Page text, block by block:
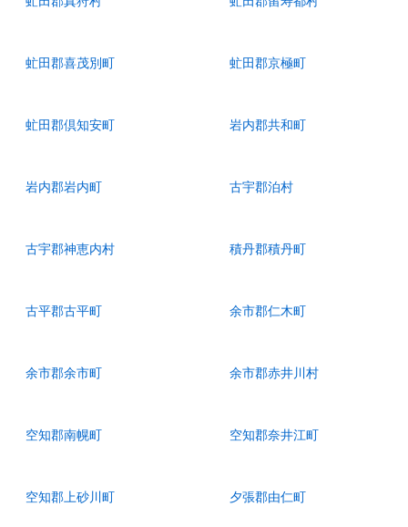
虻田郡喜茂別町 虻田郡京極町
虻田郡倶知安町 岩内郡共和町
岩内郡岩内町 古宇郡泊村
古宇郡神恵内村 積丹郡積丹町
古平郡古平町 余市郡仁木町
余市郡余市町 余市郡赤井川村
空知郡南幌町 空知郡奈井江町
空知郡上砂川町 夕張郡由仁町